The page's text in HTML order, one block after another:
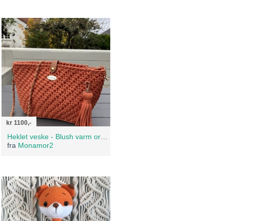
kr 1100,-
fra Monamor2